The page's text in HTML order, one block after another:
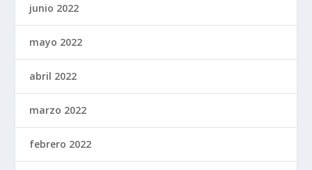
junio 2022
mayo 2022
abril 2022
marzo 2022
febrero 2022